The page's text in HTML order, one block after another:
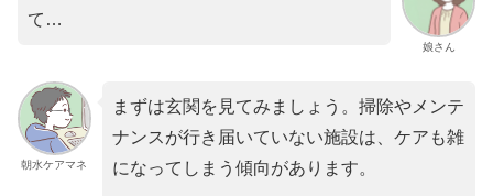
娘さん
て…
朝水ケアマネ
まずは玄関を見てみましょう。掃除やメンテ
ナンスが行き届いていない施設は、ケアも雑
になってしまう傾向があります。